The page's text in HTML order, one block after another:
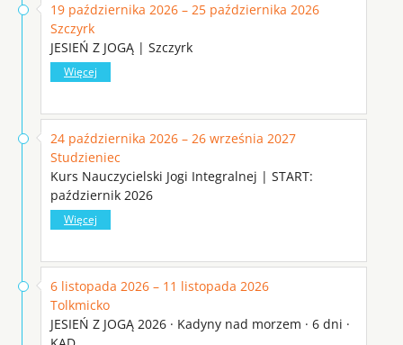
19 października 2026 – 25 października 2026
Szczyrk
JESIEŃ Z JOGĄ | Szczyrk
Więcej
24 października 2026 – 26 września 2027
Studzieniec
Kurs Nauczycielski Jogi Integralnej | START:
październik 2026
Więcej
6 listopada 2026 – 11 listopada 2026
Tolkmicko
JESIEŃ Z JOGĄ 2026 · Kadyny nad morzem · 6 dni ·